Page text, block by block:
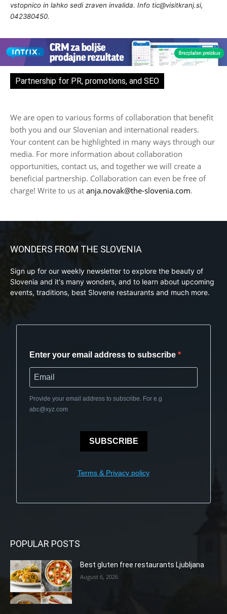
vstopnico in lahko sedi zraven invalida. Info tic@visitkranj.si,
042380450.
Partnership for PR, promotions, and SEO
We are open to various forms of collaboration that benefit
both you and our Slovenian and international readers.
Your content can be highlighted in many ways through our
media. For more information about collaboration
opportunities, contact us, and together we will create a
beneficial partnership. Collaboration can even be free of
charge! Write to us at anja.novak@the-slovenia.com.
WONDERS FROM THE SLOVENIA
Sign up for our weekly newsletter to explore the beauty of
Slovenia and it's many wonders, and to learn about upcoming
events, traditions, best Slovene restaurants and much more.
Enter your email address to subscribe
Provide your email address to subscribe. For e.g
abc@xyz.com
SUBSCRIBE
Terms & Privacy policy
POPULAR POSTS
Best gluten free restaurants Ljubljana
August 6, 2026